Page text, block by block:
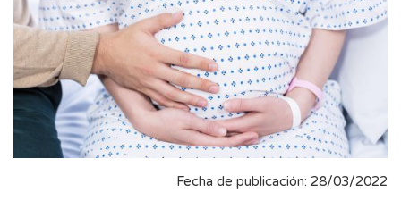
Fecha de publicación: 28/03/2022